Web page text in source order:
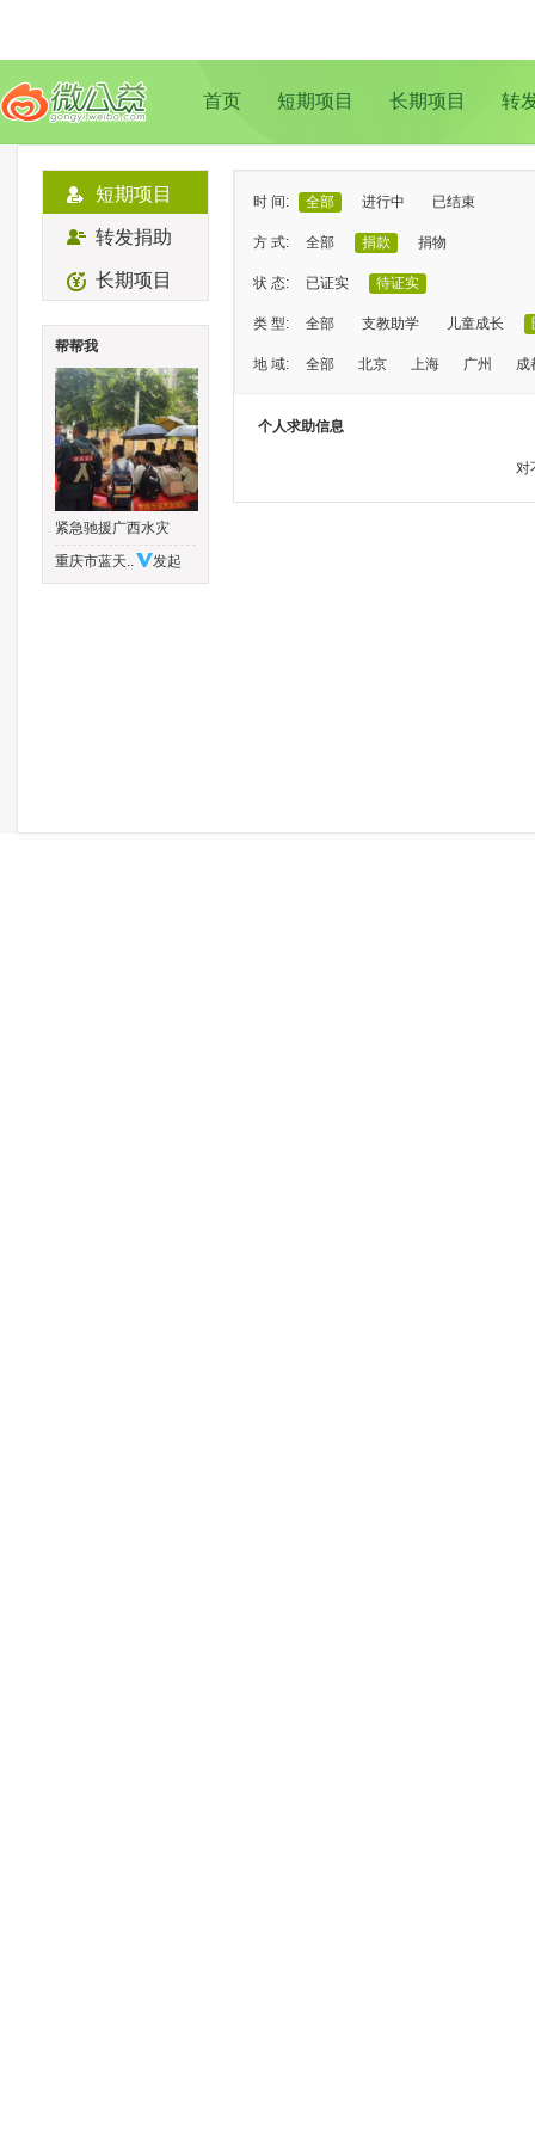
首页 短期项目 长期项目 转
短期项目
转发捐助
长期项目
帮帮我
紧急驰援广西水灾
重庆市蓝天..
发起
时 间: 全部 进行中 已结束
方 式: 全部 捐款 捐物
状 态: 已证实 待证实
类 型: 全部 支教助学 儿童成长
地 域: 全部 北京 上海 广州 成
个人求助信息
对